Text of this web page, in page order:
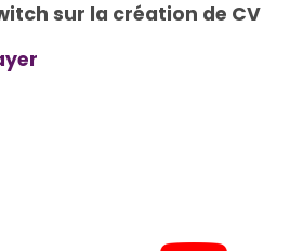
sur la création de CV